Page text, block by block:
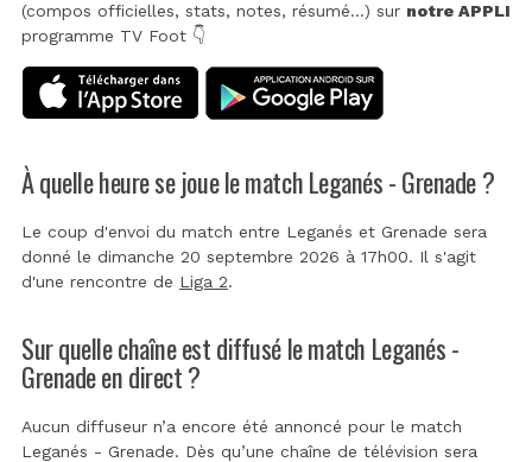
(compos officielles, stats, notes, résumé...) sur notre APPLI
programme TV Foot 👇
À quelle heure se joue le match Leganés - Grenade ?
Le coup d'envoi du match entre Leganés et Grenade sera
donné le dimanche 20 septembre 2026 à 17h00. Il s'agit
d'une rencontre de Liga 2.
Sur quelle chaîne est diffusé le match Leganés -
Grenade en direct ?
Aucun diffuseur n’a encore été annoncé pour le match
Leganés - Grenade. Dès qu’une chaîne de télévision sera